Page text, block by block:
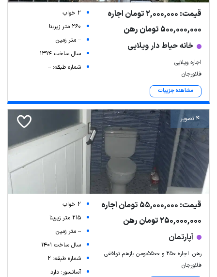
قیمت: 2,000,000 تومان اجاره
500,000,000 تومان رهن
خانه حیاط دار ویلایی
اجاره ویلایی
فلاورجان
مشاهده جزییات
2 خواب
260 متر زیربنا
-- متر زمین
سال ساخت 1394
شماره طبقه: --
4 تصویر
قیمت: 55,000,000 تومان اجاره
250,000,000 تومان رهن
آپارتمان
رهن. اجاره ۲۵۰ و ۵۵۰۰تومن بازهم توافقی
فلاورجان
2 خواب
215 متر زیربنا
-- متر زمین
سال ساخت 1401
شماره طبقه: 2
آسانسور: دارد